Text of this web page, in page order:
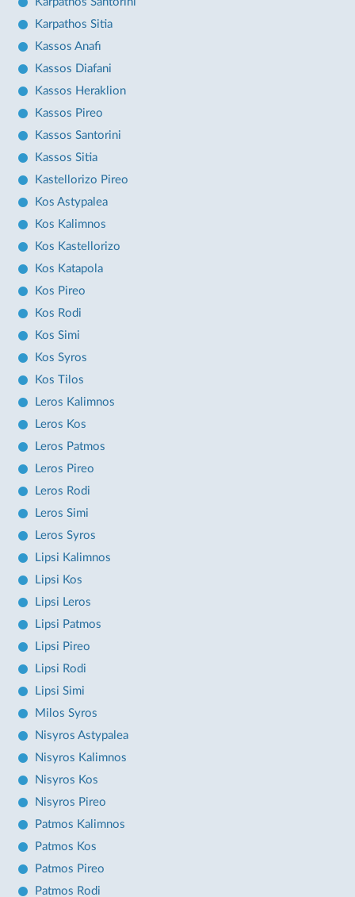
Karpathos Sitia
Kassos Anafi
Kassos Diafani
Kassos Heraklion
Kassos Pireo
Kassos Santorini
Kassos Sitia
Kastellorizo Pireo
Kos Astypalea
Kos Kalimnos
Kos Kastellorizo
Kos Katapola
Kos Pireo
Kos Rodi
Kos Simi
Kos Syros
Kos Tilos
Leros Kalimnos
Leros Kos
Leros Patmos
Leros Pireo
Leros Rodi
Leros Simi
Leros Syros
Lipsi Kalimnos
Lipsi Kos
Lipsi Leros
Lipsi Patmos
Lipsi Pireo
Lipsi Rodi
Lipsi Simi
Milos Syros
Nisyros Astypalea
Nisyros Kalimnos
Nisyros Kos
Nisyros Pireo
Patmos Kalimnos
Patmos Kos
Patmos Pireo
Patmos Rodi